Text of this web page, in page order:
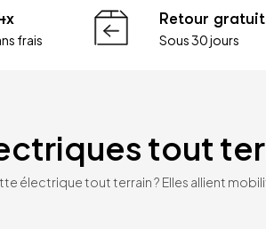
frais
Retour gratuit
Sous 30 jours
tout
électrique tout terrain ? Elles allient